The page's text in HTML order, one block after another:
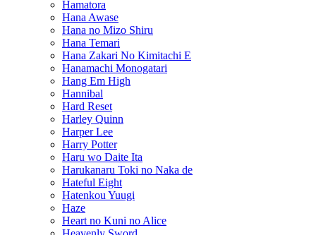
Hamatora
Hana Awase
Hana no Mizo Shiru
Hana Temari
Hana Zakari No Kimitachi E
Hanamachi Monogatari
Hang Em High
Hannibal
Hard Reset
Harley Quinn
Harper Lee
Harry Potter
Haru wo Daite Ita
Harukanaru Toki no Naka de
Hateful Eight
Hatenkou Yuugi
Haze
Heart no Kuni no Alice